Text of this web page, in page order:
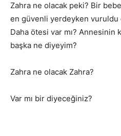
Zahra ne olacak peki? Bir
en güvenli yerdeyken vuruldu
Daha ötesi var mı? Annesinin
başka ne diyeyim?
Zahra ne olacak Zahra?
Var mı bir diyeceğiniz?